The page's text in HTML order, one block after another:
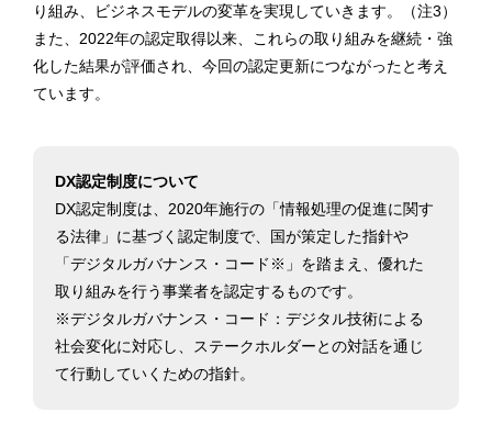
り組み、ビジネスモデルの変革を実現していきます。（注3）
また、2022年の認定取得以来、これらの取り組みを継続・強
化した結果が評価され、今回の認定更新につながったと考え
ています。
DX認定制度について
DX認定制度は、2020年施行の「情報処理の促進に関す
る法律」に基づく認定制度で、国が策定した指針や
「デジタルガバナンス・コード※」を踏まえ、優れた
取り組みを行う事業者を認定するものです。
※デジタルガバナンス・コード：デジタル技術による
社会変化に対応し、ステークホルダーとの対話を通じ
て行動していくための指針。